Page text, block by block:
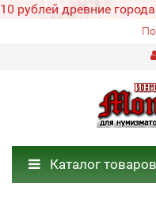
10 рублей древние
Каталог товаров